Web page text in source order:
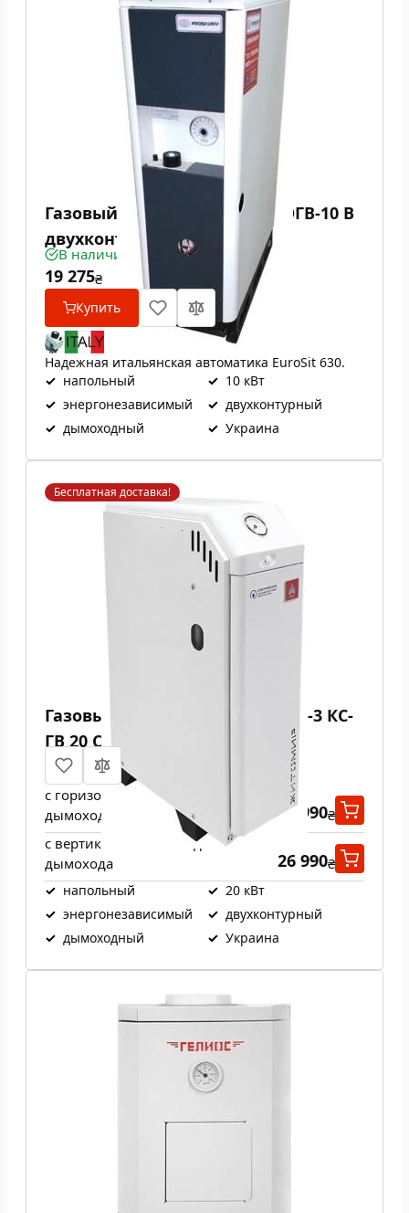
Газовый котел Проскуров АОГВ-10 В
двухконтурный
В наличии
19 275₴
Купить
Надежная итальянская автоматика EuroSit 630.
✓ напольный ✓ 10 кВт
✓ энергонезависимый ✓ двухконтурный
✓ дымоходный ✓ Украина
Бесплатная доставка!
Газовый котел Атем Житомир-3 КС-
ГВ 20 СН
с горизонтальным выходом
дымохода
26 990₴
с вертикальным выходом
дымохода
26 990₴
✓ напольный ✓ 20 кВт
✓ энергонезависимый ✓ двухконтурный
✓ дымоходный ✓ Украина